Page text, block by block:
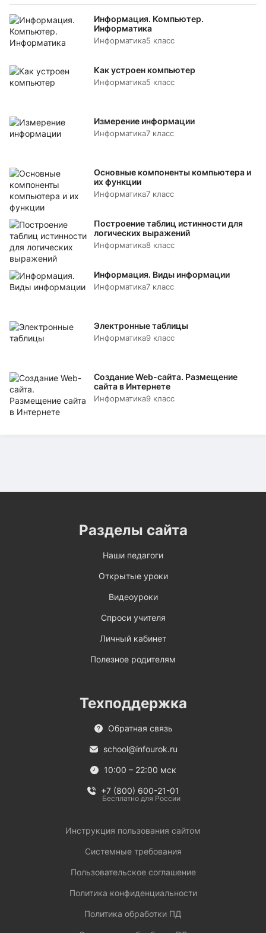
Информация. Компьютер.
Информатика
Информатика5 класс
Как устроен компьютер
Информатика5 класс
Измерение информации
Информатика7 класс
Основные компоненты компьютера и
их функции
Информатика7 класс
Построение таблиц истинности для
логических выражений
Информатика8 класс
Информация. Виды информации
Информатика7 класс
Электронные таблицы
Информатика9 класс
Создание Web-сайта. Размещение
сайта в Интернете
Информатика9 класс
Разделы сайта
Наши педагоги
Открытые уроки
Видеоуроки
Спроси учителя
Личный кабинет
Полезное родителям
Техподдержка
Обратная связь
school@infourok.ru
10:00 – 22:00 мск
+7 (800) 600-21-01
Бесплатно для России
Инструкция пользования сайтом
Системные требования
Пользовательское соглашение
Политика конфиденциальности
Политика обработки ПД